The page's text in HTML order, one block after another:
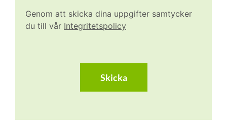
Genom att skicka dina uppgifter samtycker
du till vår Integritetspolicy